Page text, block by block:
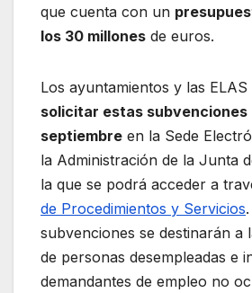
que cuenta con un
los 30 millones de euros.
Los ayuntamientos y las ELAS
solicitar estas subvenciones
septiembre en la Sede
la Administración de la Junta
la que se podrá acceder a
de Procedimientos y Servicios
subvenciones se destinarán a
de personas desempleadas e
demandantes de empleo no